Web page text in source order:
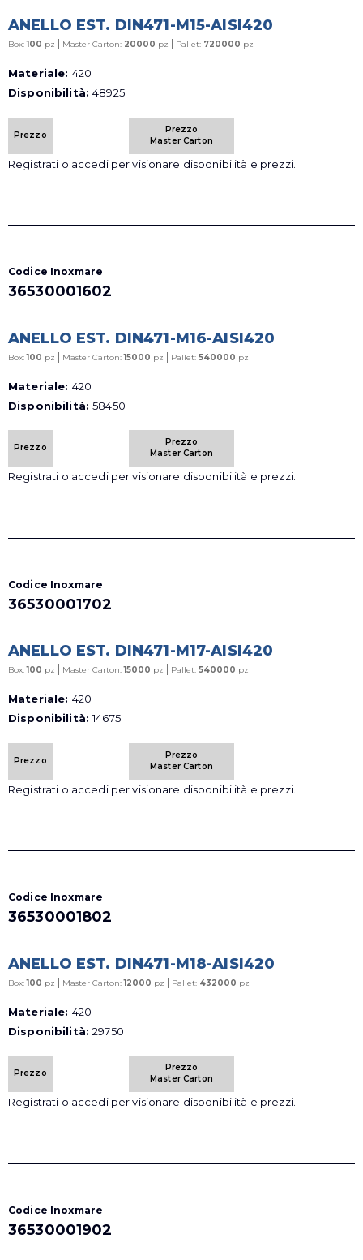
ANELLO EST. DIN471-M15-AISI420
Box:100 pz | Master Carton: 20000 pz | Pallet: 720000 pz
Materiale: 420
Disponibilità:48925
Prezzo
Prezzo
Master Carton
Registrati o accedi per visionare disponibilità e prezzi.
Codice Inoxmare
36530001602
ANELLO EST. DIN471-M16-AISI420
Box:100 pz | Master Carton:15000 pz | Pallet: 540000 pz
Materiale: 420
Disponibilità:58450
Prezzo
Prezzo
Master Carton
Registrati o accedi per visionare disponibilità e prezzi.
Codice Inoxmare
36530001702
ANELLO EST. DIN471-M17-AISI420
Box:100 pz | Master Carton:15000 pz | Pallet: 540000 pz
Materiale: 420
Disponibilità:14675
Prezzo
Prezzo
Master Carton
Registrati o accedi per visionare disponibilità e prezzi.
Codice Inoxmare
36530001802
ANELLO EST. DIN471-M18-AISI420
Box:100 pz | Master Carton:12000 pz | Pallet: 432000 pz
Materiale: 420
Disponibilità:29750
Prezzo
Prezzo
Master Carton
Registrati o accedi per visionare disponibilità e prezzi.
Codice Inoxmare
36530001902